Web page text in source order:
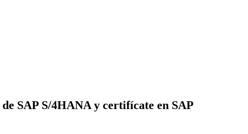
SAP S/4HANA y certifícate en SAP